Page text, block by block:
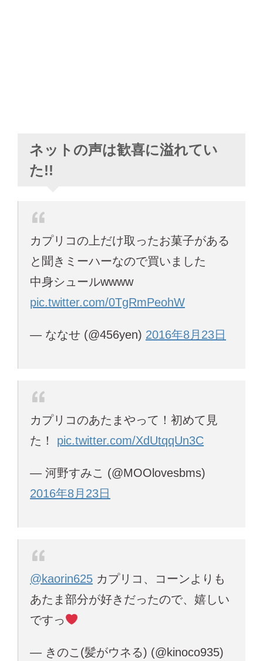
ネットの声は歓喜に溢れてい
た!!
カプリコの上だけ取ったお菓子がある
と聞きミーハーなので買いました
中身シュールwwww
pic.twitter.com/0TgRmPeohW
— ななせ (@456yen) 2016年8月23日
カプリコのあたまやって！初めて見
た！ pic.twitter.com/XdUtqqUn3C
— 河野すみこ (@MOOlovesbms)
2016年8月23日
@kaorin625 カプリコ、コーンよりも
あたま部分が好きだったので、嬉しい
ですっ
— きのこ(髪がウネる) (@kinoco935)